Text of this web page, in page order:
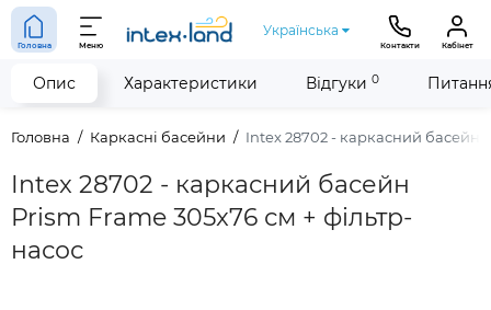
Головна Меню
Українська
Контакти Кабінет
Головна Каркасні басейни Intex 28702 - каркасний басейн
Intex 28702 - каркасний басейн
Prism Frame 305x76 см + фільтр-
насос
Опис Характеристики Відгуки 0